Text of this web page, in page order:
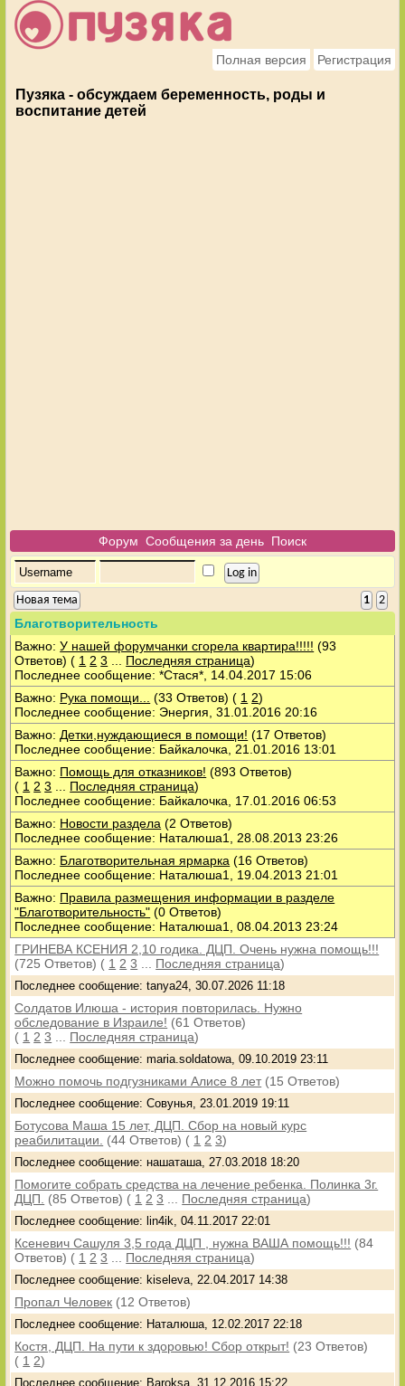
Полная версия Регистрация
Пузяка - обсуждаем беременность, роды и
воспитание детей
Форум Сообщения за день Поиск
1 2
Новая тема
Благотворительность
Важно:У нашей форумчанки сгорела квартира!!!!! (93
Ответов) ( 1 2 3 Последняя страница)
Последнее сообщение: *Стася*, 14.04.2017 15:06
Важно: Рука помощи... (33 Ответов) ( 1 2)
Последнее сообщение: Энергия, 31.01.2016 20:16
Важно: Детки,нуждающиеся в помощи! (17 Ответов)
Последнее сообщение: Байкалочка, 21.01.2016 13:01
Важно: Помощь для отказников! (893 Ответов)
( 1 2 3 Последняя страница)
Последнее сообщение: Байкалочка, 17.01.2016 06:53
Важно: Новости раздела (2 Ответов)
Последнее сообщение: Наталюша1, 28.08.2013 23:26
Важно: Благотворительная ярмарка (16 Ответов)
Последнее сообщение: Наталюша1, 19.04.2013 21:01
Важно: Правила размещения информации в разделе
"Благотворительность" (0 Ответов)
Последнее сообщение: Наталюша1, 08.04.2013 23:24
ГРИНЕВА КСЕНИЯ 2,10 годика. ДЦП. Очень нужна помощь!!!
(725 Ответов) ( 1 2 3 Последняя страница)
Последнее сообщение: tanya24, 30.07.2026 11:18
Солдатов Илюша - история повторилась. Нужно
обследование в Израиле! (61 Ответов)
( 1 2 3 Последняя страница)
Последнее сообщение: maria.soldatowa, 09.10.2019 23:11
Можно помочь подгузниками Алисе 8 лет (15 Ответов)
Последнее сообщение: Совунья, 23.01.2019 19:11
Ботусова Маша 15 лет, ДЦП. Сбор на новый курс
реабилитации.
(44 Ответов) ( 1 2 3)
Последнее сообщение: нашаташа, 27.03.2018 18:20
Помогите собрать средства на лечение ребенка. Полинка 3г.
ДЦП.
(85 Ответов) ( 1 2 3 Последняя страница)
Последнее сообщение: lin4ik, 04.11.2017 22:01
Ксеневич Сашуля 3,5 года ДЦП , нужна ВАША помощь!!! (84
Ответов) ( 1 2 3 Последняя страница)
Последнее сообщение: kiseleva, 22.04.2017 14:38
Пропал Человек (12 Ответов)
Последнее сообщение: Наталюша, 12.02.2017 22:18
Костя, ДЦП. На пути к здоровью! Сбор открыт! (23 Ответов)
( 1 2)
Последнее сообщение: Baroksa, 31.12.2016 15:22